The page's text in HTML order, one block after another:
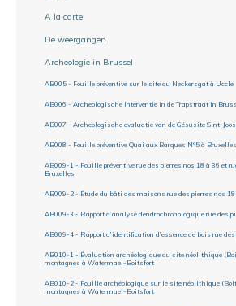
A la carte
De weergangen
Archeologie in Brussel
AB005 - Fouille préventive sur le site du Neckersgat à Uccle
AB006 - Archeologische Interventie in de Trapstraat in
AB007 - Archeologische evaluatie van de Gésusite Sint-
AB008 - Fouille préventive Quai aux Barques N°5 à Bruxelles
AB009-1 - Fouille préventive rue des pierres nos 18 à 36 et
Bruxelles
AB009-2 - Étude du bâti des maisons rue des pierres nos
AB009-3 - Rapport d’analyse dendrochronologique rue des
AB009-4 - Rapport d’identification d’essence de bois rue
AB010-1 - Évaluation archéologique du site néolithique
montagnes à Watermael-Boitsfort
AB010-2 - Fouille archéologique sur le site néolithique
montagnes à Watermael-Boitsfort